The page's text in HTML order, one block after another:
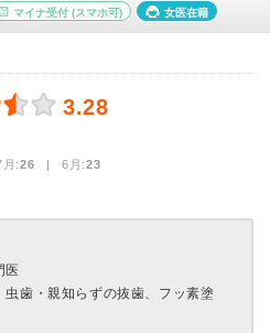
マイナ受付 (スマホ可) 女医在籍
3.28
:26 | 6月:23
医
虫歯・親知らずの抜歯、フッ素塗